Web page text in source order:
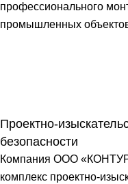
профессионального
промышленных
Проектно-
безопасности
Компания ООО
комплекс проектно-